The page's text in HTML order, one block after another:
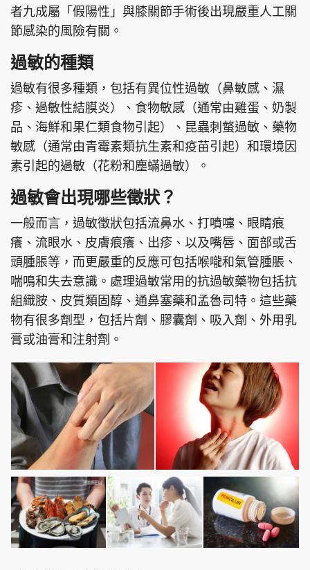
PCM 電腦廣場
頭條日報 星島環球 The Standard
親子王 Oh!爸媽
頭條搵工 EDUPLUS
關於我們
聯絡我們
隱私政策聲明
使用條款
版權及免責聲明
Copyright © 東周網 版權所有 . 不得轉載
©Eastweek.com.hk. All rights reserved.
者九成屬「假陽性」與膝關節手術後出現嚴重人工關
節感染的風險有關。
過敏的種類
過敏有很多種類，包括有異位性過敏（鼻敏感、濕
疹、過敏性結膜炎）、食物敏感（通常由雞蛋、奶製
品、海鮮和果仁類食物引起）、昆蟲刺螫過敏、藥物
敏感（通常由青霉素類抗生素和疫苗引起）和環境因
素引起的過敏（花粉和塵蟎過敏）。
過敏會出現哪些徵狀？
一般而言，過敏徵狀包括流鼻水、打噴嚏、眼睛痕
癢、流眼水、皮膚痕癢、出疹、以及嘴唇、面部或舌
頭腫脹等，而更嚴重的反應可包括喉嚨和氣管腫脹、
喘鳴和失去意識。處理過敏常用的抗過敏藥物包括抗
組織胺、皮質類固醇、通鼻塞藥和孟魯司特。這些藥
物有很多劑型，包括片劑、膠囊劑、吸入劑、外用乳
膏或油膏和注射劑。